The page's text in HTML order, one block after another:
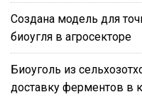
Создана модель для
биоугля в агросекторе
Биоуголь из
доставку ферментов в